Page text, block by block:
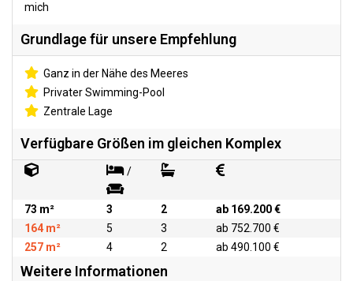
mich
Grundlage für unsere Empfehlung
Ganz in der Nähe des Meeres
Privater Swimming-Pool
Zentrale Lage
Verfügbare Größen im gleichen Komplex
/
73 m² 3 2
ab 169.200 €
164 m²
5 3
ab 752.700 €
257 m²
4 2 ab 490.100 €
Weitere Informationen